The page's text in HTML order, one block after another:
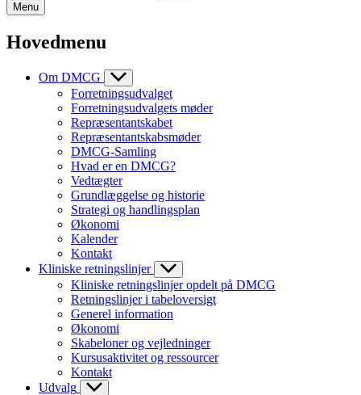
Menu
Hovedmenu
Om DMCG
Forretningsudvalget
Forretningsudvalgets møder
Repræsentantskabet
Repræsentantskabsmøder
DMCG-Samling
Hvad er en DMCG?
Vedtægter
Grundlæggelse og historie
Strategi og handlingsplan
Økonomi
Kalender
Kontakt
Kliniske retningslinjer
Kliniske retningslinjer opdelt på DMCG
Retningslinjer i tabeloversigt
Generel information
Økonomi
Skabeloner og vejledninger
Kursusaktivitet og ressourcer
Kontakt
Udvalg